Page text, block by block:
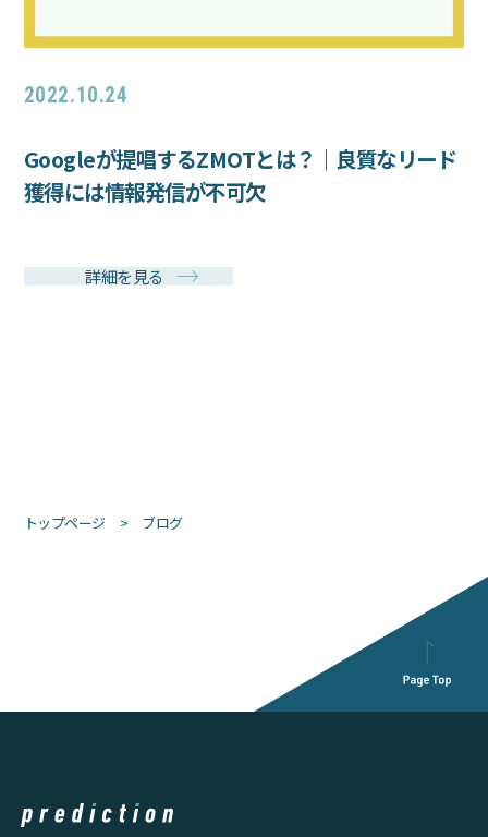
トップページ ブログ
2022.10.24
Googleが提唱するZMOTとは？｜良質なリード
獲得には情報発信が不可欠
詳細を見る